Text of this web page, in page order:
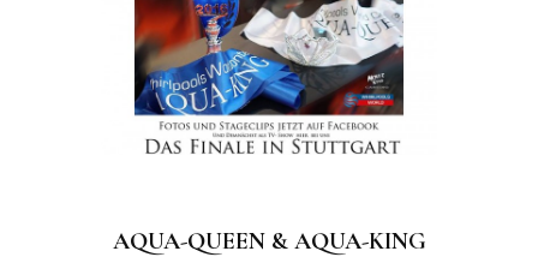
AQUA-QUEEN & AQUA-KING